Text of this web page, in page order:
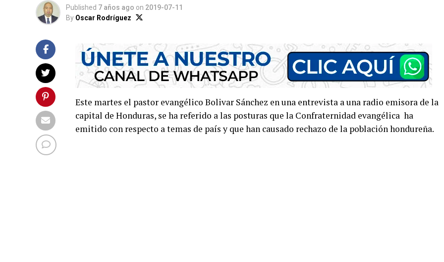
Published 7 años ago on 2019-07-11
By Oscar Rodríguez
Este martes el pastor evangélico Bolivar Sánchez en una entrevista a una radio emisora de la
capital de Honduras, se ha referido a las posturas que la Confraternidad evangélica ha
emitido con respecto a temas de país y que han causado rechazo de la población hondureña.